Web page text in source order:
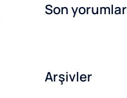
Son yorumlar
Arşivler